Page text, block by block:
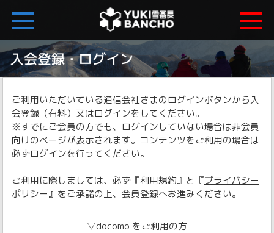
ご利用いただいている通信会社さまのログインボタンから入
会登録（有料）又はログインをしてください。
※すでにご会員の方でも、ログインしていない場合は非会員
向けのページが表示されます。コンテンツをご利用の場合は
必ずログインを行ってください。
ご利用に際しましては、必ず『利用規約』と『プライバシー
ポリシー』をご承諾の上、会員登録へお進みください。
▽docomo をご利用の方